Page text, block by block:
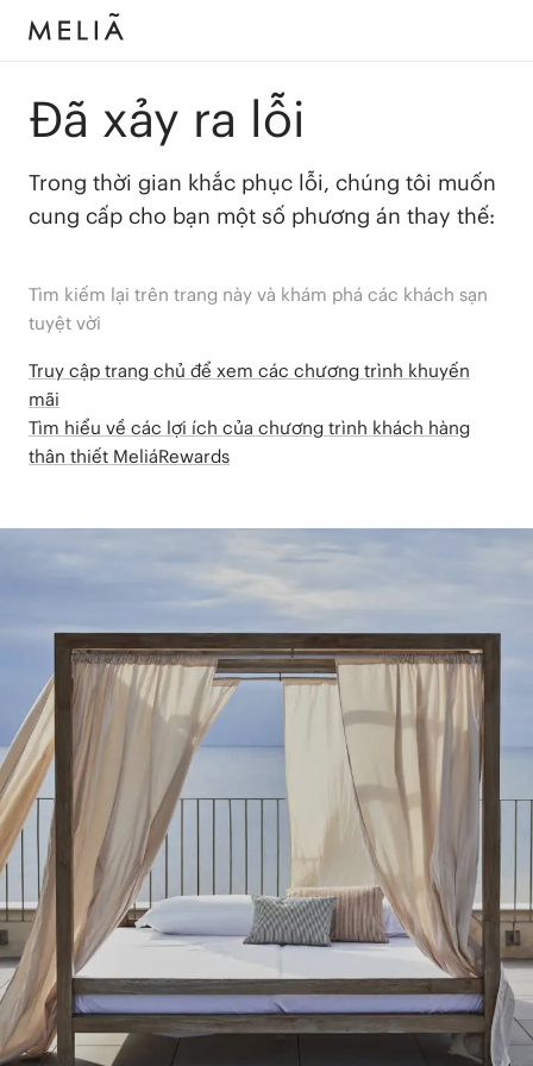
Đã xảy ra lỗi
Trong thời gian khắc phục lỗi, chúng tôi muốn
cung cấp cho bạn một số phương án thay thế:
Tìm kiếm lại trên trang này và khám phá các khách sạn
tuyệt vời
Truy cập trang chủ để xem các chương trình khuyến
mãi
Tìm hiểu về các lợi ích của chương trình khách hàng
thân thiết MeliáRewards